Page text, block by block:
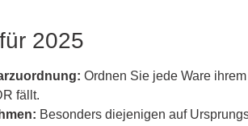
2025
Ordnen Sie jede Ware
fällt.
Besonders diejenigen auf